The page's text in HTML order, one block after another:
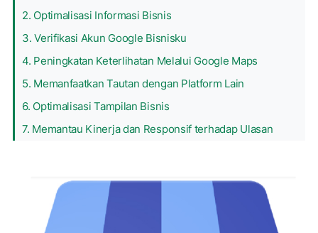
2. Optimalisasi Informasi Bisnis
3. Verifikasi Akun Google Bisnisku
4. Peningkatan Keterlihatan Melalui Google Maps
5. Memanfaatkan Tautan dengan Platform Lain
6. Optimalisasi Tampilan Bisnis
7. Memantau Kinerja dan Responsif terhadap Ulasan